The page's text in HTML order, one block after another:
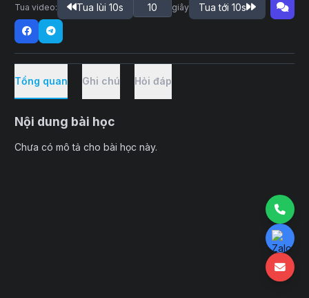
Tua video: Tua lùi 10s giây Tua tới 10s
Tổng quan Ghi chú Hỏi đáp
Nội dung bài học
Chưa có mô tả cho bài học này.